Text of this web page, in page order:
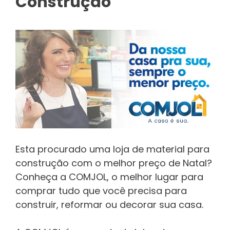
Esta procurado uma loja de material para
construção com o melhor preço de Natal?
Conheça a COMJOL, o melhor lugar para
comprar tudo que você precisa para
construir, reformar ou decorar sua casa.